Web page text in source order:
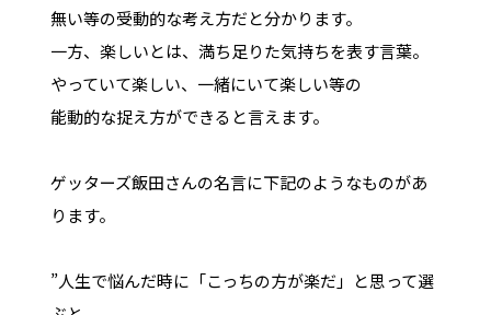
無い等の受動的な考え方だと分かります。
一方、楽しいとは、満ち足りた気持ちを表す言葉。
やっていて楽しい、一緒にいて楽しい等の
能動的な捉え方ができると言えます。
ゲッターズ飯田さんの名言に下記のようなものがあ
ります。
”人生で悩んだ時に「こっちの方が楽だ」と思って選